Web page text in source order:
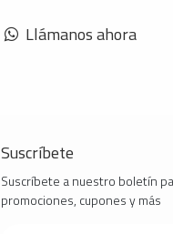
Llámanos ahora
Suscríbete
Suscríbete a nuestro boletín
promociones, cupones y más